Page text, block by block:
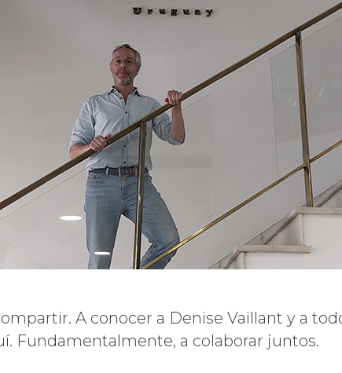
A conocer a Denise Vaillant y a
Fundamentalmente, a colaborar juntos.